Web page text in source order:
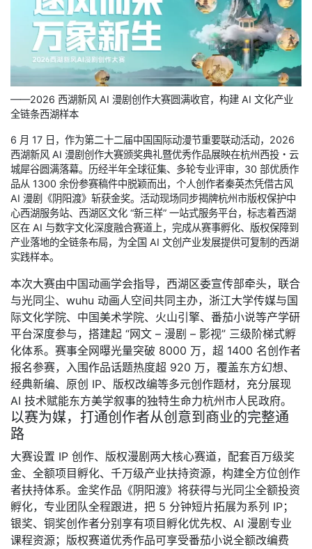
——2026 西湖新风 AI 漫剧创作大赛圆满收官，构建 AI 文化产业
全链条西湖样本
6 月 17 日，作为第二十二届中国国际动漫节重要联动活动，2026
西湖新风 AI 漫剧创作大赛颁奖典礼暨优秀作品展映在杭州西投・云
城犀谷圆满落幕。历经半年全球征集、多轮专业评审，30 部优质作
品从 1300 余份参赛稿件中脱颖而出，个人创作者秦英杰凭借古风
AI 漫剧《阴阳渡》斩获金奖。活动现场同步揭牌杭州市版权保护中
心西湖服务站、西湖区文化 “新三样” 一站式服务平台，标志着西湖
区在 AI 与数字文化深度融合赛道上，完成从赛事孵化、版权保障到
产业落地的全链条布局，为全国 AI 文创产业发展提供可复制的西湖
实践样本。
本次大赛由中国动画学会指导，西湖区委宣传部牵头，联合
与光同尘、wuhu 动画人空间共同主办，浙江大学传媒与国
际文化学院、中国美术学院、火山引擎、番茄小说等产学研
平台深度参与，搭建起 “网文 – 漫剧 – 影视” 三级阶梯式孵
化体系。赛事全网曝光量突破 8000 万，超 1400 名创作者
报名参赛，入围作品话题热度超 920 万，覆盖东方幻想、
经典新编、原创 IP、版权改编等多元创作题材，充分展现
AI 技术赋能东方美学叙事的独特生命力杭州市人民政府。
以赛为媒，打通创作者从创意到商业的完整通
路
大赛设置 IP 创作、版权漫剧两大核心赛道，配套百万级奖
金、全额项目孵化、千万级产业扶持资源，构建全方位创作
者扶持体系。金奖作品《阴阳渡》将获得与光同尘全额投资
孵化，专业团队全程跟进，把 5 分钟短片拓展为系列 IP；
银奖、铜奖创作者分别享有项目孵化优先权、AI 漫剧专业
课程资源；版权赛道优秀作品可享受番茄小说全额改编费